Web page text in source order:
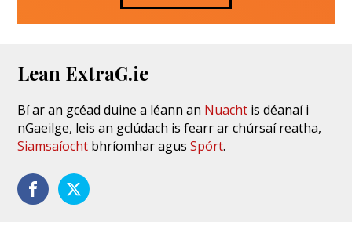
Lean ExtraG.ie
Bí ar an gcéad duine a léann an Nuacht is déanaí i
nGaeilge, leis an gclúdach is fearr ar chúrsaí reatha,
Siamsaíocht bhríomhar agusSpórt.